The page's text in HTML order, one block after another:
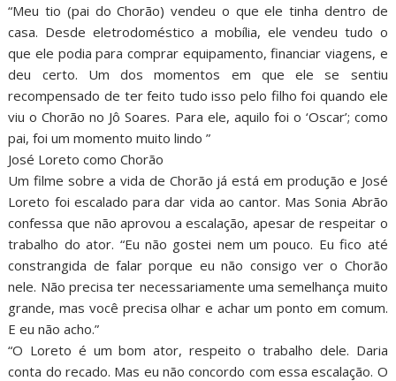
“Meu tio (pai do Chorão) vendeu o que ele tinha dentro de
casa. Desde eletrodoméstico a mobília, ele vendeu tudo o
que ele podia para comprar equipamento, financiar viagens, e
deu certo. Um dos momentos em que ele se sentiu
recompensado de ter feito tudo isso pelo filho foi quando ele
viu o Chorão no Jô Soares. Para ele, aquilo foi o ‘Oscar’; como
pai, foi um momento muito lindo ”
José Loreto como Chorão
Um filme sobre a vida de Chorão já está em produção e José
Loreto foi escalado para dar vida ao cantor. Mas Sonia Abrão
confessa que não aprovou a escalação, apesar de respeitar o
trabalho do ator. “Eu não gostei nem um pouco. Eu fico até
constrangida de falar porque eu não consigo ver o Chorão
nele. Não precisa ter necessariamente uma semelhança muito
grande, mas você precisa olhar e achar um ponto em comum.
E eu não acho.”
“O Loreto é um bom ator, respeito o trabalho dele. Daria
conta do recado. Mas eu não concordo com essa escalação. O